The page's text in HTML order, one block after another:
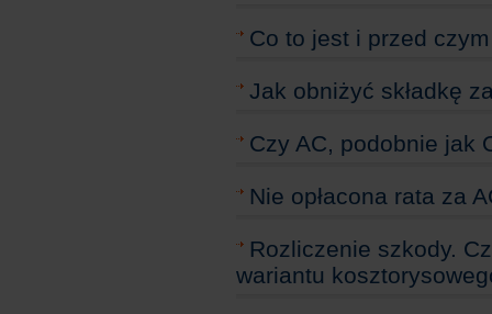
Co to jest i przed
Jak obniżyć składkę
Czy AC, podobnie jak
Nie opłacona rata za
Rozliczenie szkody.
wariantu